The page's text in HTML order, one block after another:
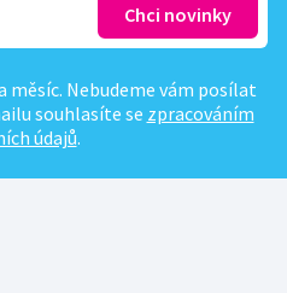
měsíc. Nebudeme vám posílat
souhlasíte se zpracováním
údajů.